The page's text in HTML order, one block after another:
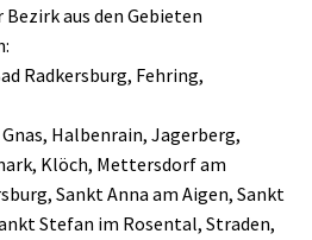
aus den Gebieten
Radkersburg, Fehring,
Halbenrain, Jagerberg,
Klöch, Mettersdorf am
Sankt Anna am Aigen, Sankt
Stefan im Rosental, Straden,